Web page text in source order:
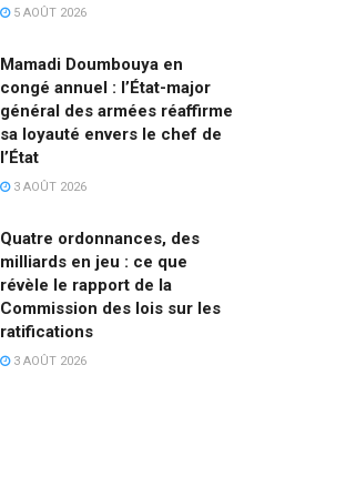
5 AOÛT 2026
Mamadi Doumbouya en
congé annuel : l’État-major
général des armées réaffirme
sa loyauté envers le chef de
l’État
3 AOÛT 2026
Quatre ordonnances, des
milliards en jeu : ce que
révèle le rapport de la
Commission des lois sur les
ratifications
3 AOÛT 2026